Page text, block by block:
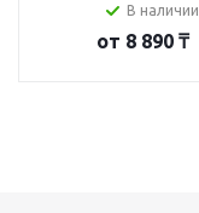
В наличии
от 8 890 ₸